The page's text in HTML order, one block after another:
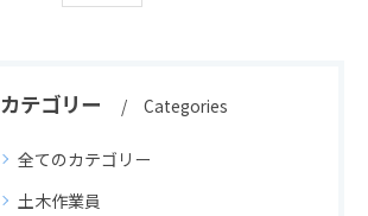
カテゴリー Categories
全てのカテゴリー
土木作業員